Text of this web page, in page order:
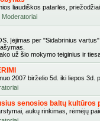
liaudiškos patarlės,
Moderatoriai
Įėjimas per "Sidabrinius
už šio mokymo teiginius ir
2007 birželio 5d. iki liepos
senosios baltų kultūros
aukų rinkimas, rėmėjų